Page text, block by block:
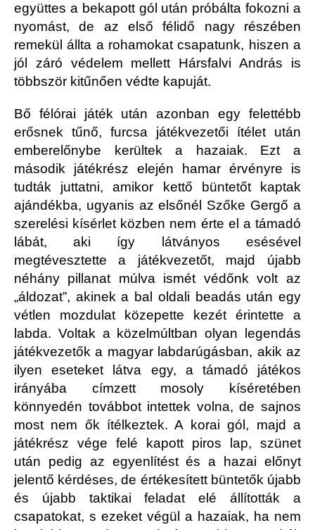
együttes a bekapott gól után próbálta fokozni a
nyomást, de az első félidő nagy részében
remekül állta a rohamokat csapatunk, hiszen a
jól záró védelem mellett Hársfalvi András is
többször kitűnően védte kapuját.
Bő félórai játék után azonban egy felettébb
erősnek tűnő, furcsa játékvezetői ítélet után
emberelőnybe kerültek a hazaiak. Ezt a
második játékrész elején hamar érvényre is
tudták juttatni, amikor kettő büntetőt kaptak
ajándékba, ugyanis az elsőnél Szőke Gergő a
szerelési kísérlet közben nem érte el a támadó
lábát, aki így látványos esésével
megtévesztette a játékvezetőt, majd újabb
néhány pillanat múlva ismét védőnk volt az
„áldozat”, akinek a bal oldali beadás után egy
vétlen mozdulat közepette kezét érintette a
labda. Voltak a közelmúltban olyan legendás
játékvezetők a magyar labdarúgásban, akik az
ilyen eseteket látva egy, a támadó játékos
irányába címzett mosoly kíséretében
könnyedén továbbot intettek volna, de sajnos
most nem ők ítélkeztek. A korai gól, majd a
játékrész vége felé kapott piros lap, szünet
után pedig az egyenlítést és a hazai előnyt
jelentő kérdéses, de értékesített büntetők újabb
és újabb taktikai feladat elé állították a
csapatokat, s ezeket végül a hazaiak, ha nem